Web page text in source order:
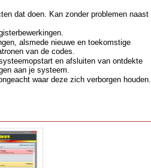
dat doen. Kan zonder problemen naast
alsmede nieuwe en toekomstige
van de codes.
en afsluiten van ontdekte
aan je systeem.
waar deze zich verborgen houden.